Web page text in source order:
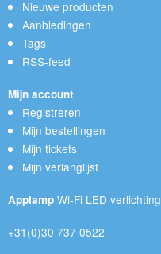
Nieuwe producten
Aanbiedingen
Tags
RSS-feed
Mijn account
Registreren
Mijn bestellingen
Mijn tickets
Mijn verlanglijst
Applamp Wi-Fi LED verlichting
+31(0)30 737 0522